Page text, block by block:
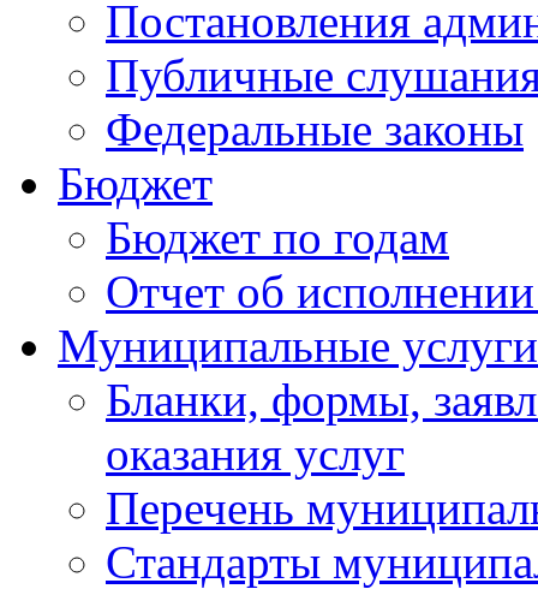
Постановления
Публичные
Федеральные законы
Бюджет
Бюджет по годам
Отчет об
Муниципальные услуги
Бланки, формы,
оказания услуг
Перечень
Стандарты